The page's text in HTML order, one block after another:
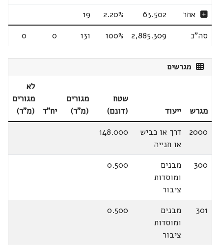
אחר 63.502
2.20%
19
סה"כ
2,885.309
100%
131
0
0
מגרשים
מגרש ייעוד
שטח
(דונם)
מגורים
(מ"ר)
יח"ד
לא
מגורים
(מ"ר)
2000
דרך או כביש
או חנייה
148.000
300
מבנים
ומוסדות
ציבור
0.500
301
מבנים
ומוסדות
ציבור
0.500